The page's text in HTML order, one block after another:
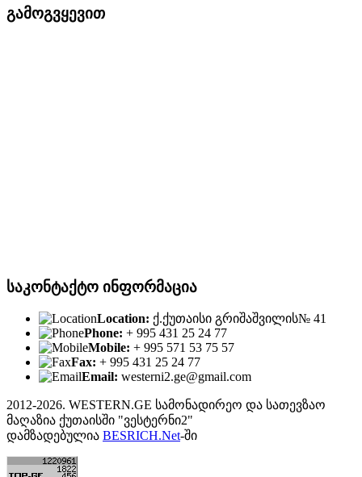
გამოგვყევით
საკონტაქტო ინფორმაცია
Location: ქ.ქუთაისი გრიშაშვილის№ 41
Phone: + 995 431 25 24 77
Mobile: + 995 571 53 75 57
Fax: + 995 431 25 24 77
Email: westerni2.ge@gmail.com
2012-2026. WESTERN.GE სამონადირეო და სათევზაო
მაღაზია ქუთაისში "ვესტერნი2"
დამზადებულია BESRICH.Net-ში